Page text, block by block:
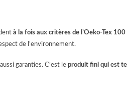
à la fois aux critères de l’Oeko-Tex
de l’environnement.
garanties. C’est le produit fini qui est